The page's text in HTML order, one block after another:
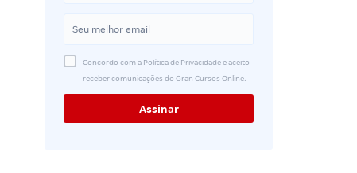
Concordo com a Política de Privacidade e aceito
receber comunicações do Gran Cursos Online.